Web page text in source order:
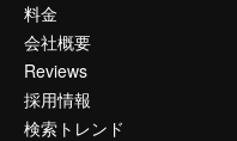
料金
会社概要
Reviews
採用情報
検索トレンド